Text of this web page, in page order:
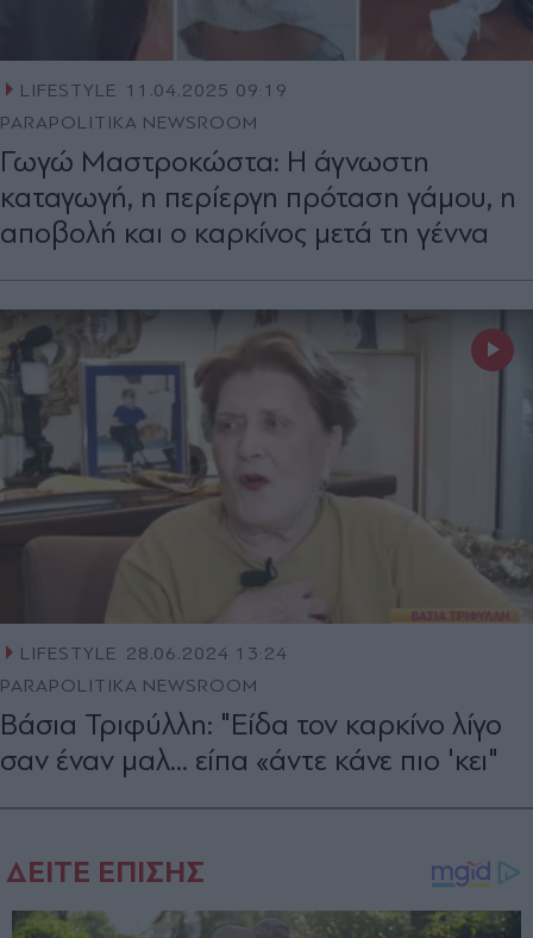
LIFESTYLE
11.04.2025 09:19
PARAPOLITIKA NEWSROOM
Γωγώ Μαστροκώστα: Η άγνωστη
καταγωγή, η περίεργη πρόταση γάμου, η
αποβολή και ο καρκίνος μετά τη γέννα
LIFESTYLE 28.06.2024 13:24
PARAPOLITIKA NEWSROOM
Βάσια Τριφύλλη: "Είδα τον καρκίνο λίγο
σαν έναν μαλ... είπα «άντε κάνε πιο 'κει"